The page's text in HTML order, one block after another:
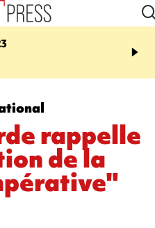
21:08
et Turquie scellent un
rappelle
de la